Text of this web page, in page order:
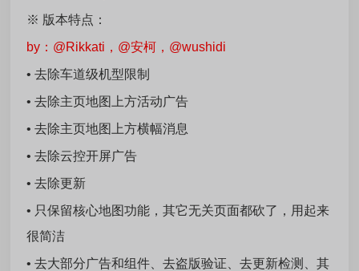
※ 版本特点：
by：@Rikkati，@安柯，@wushidi
• 去除车道级机型限制
• 去除主页地图上方活动广告
• 去除主页地图上方横幅消息
• 去除云控开屏广告
• 去除更新
• 只保留核心地图功能，其它无关页面都砍了，用起来
很简洁
• 去大部分广告和组件、去盗版验证、去更新检测、其